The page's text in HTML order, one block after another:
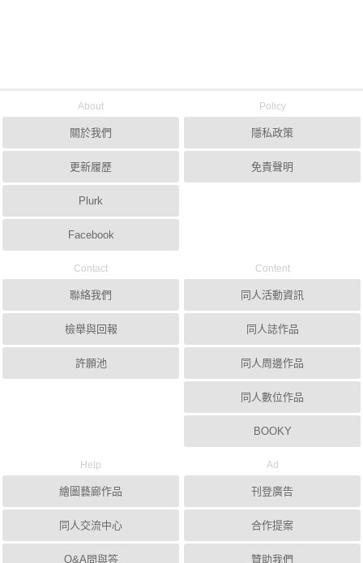
About
關於我們
更新履歷
Plurk
Facebook
Policy
隱私政策
免責聲明
Contact
聯絡我們
檢舉與回報
許願池
Content
同人活動資訊
同人誌作品
同人周邊作品
同人數位作品
BOOKY
Help
繪圖藝廊作品
同人交流中心
Q&A問與答
Ad
刊登廣告
合作提案
贊助我們